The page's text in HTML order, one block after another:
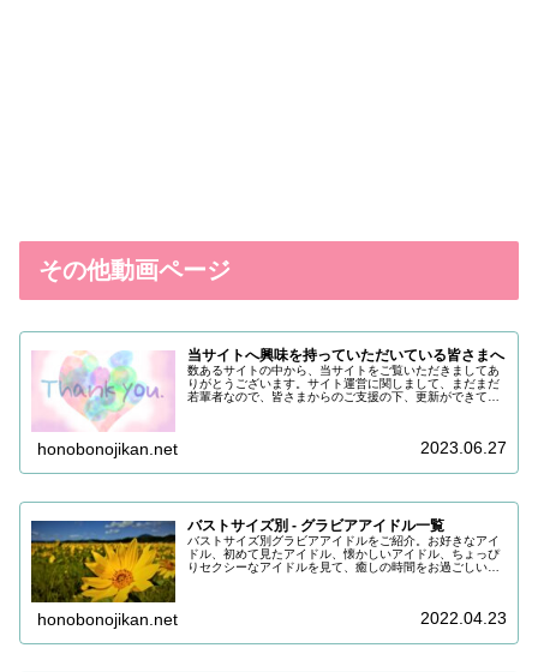
その他動画ページ
当サイトへ興味を持っていただいている皆さまへ
数あるサイトの中から、当サイトをご覧いただきましてあ
りがとうございます。サイト運営に関しまして、まだまだ
若輩者なので、皆さまからのご支援の下、更新ができてい
honobonojikan.net 2023.06.27
バストサイズ別 - グラビアアイドル一覧
バストサイズ別グラビアアイドルをご紹介。お好きなアイ
ドル、初めて見たアイドル、懐かしいアイドル、ちょっぴ
りセクシーなアイドルを見て、癒しの時間をお過ごしいた
honobonojikan.net 2022.04.23